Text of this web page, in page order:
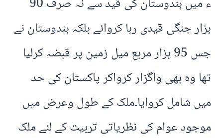
ہزار جنگی قیدی رہا کروائے بلکہ ہندوستان نے
جس 95 ہزار مربع میل زمین پر قبضہ کرلیا
تھا وہ بھی واگزار کرواکر پاکستان کی حد
میں شامل کروایا۔ملک کے طول وعرض میں
موجود عوام کی نظریاتی تربیت کے لئے ملک